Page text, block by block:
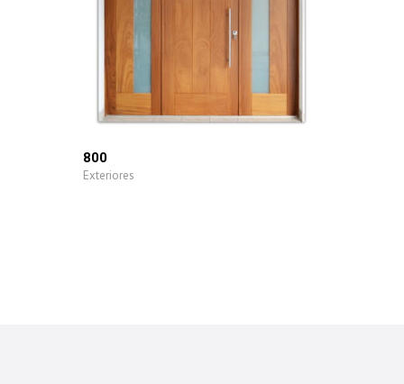
800
Exteriores